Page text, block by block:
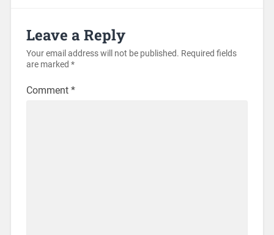
Leave a Reply
Your email address will not be published. Required fields
are marked *
Comment *